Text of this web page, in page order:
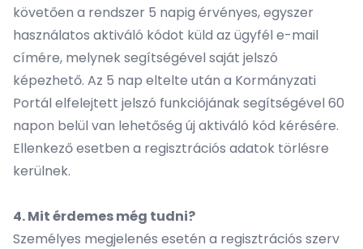
követően a rendszer 5 napig érvényes, egyszer
használatos aktiváló kódot küld az ügyfél e-mail
címére, melynek segítségével saját jelszó
képezhető. Az 5 nap eltelte után a Kormányzati
Portál elfelejtett jelszó funkciójának segítségével 60
napon belül van lehetőség új aktiváló kód kérésére.
Ellenkező esetben a regisztrációs adatok törlésre
kerülnek.
4. Mit érdemes még tudni?
Személyes megjelenés esetén a regisztrációs szerv